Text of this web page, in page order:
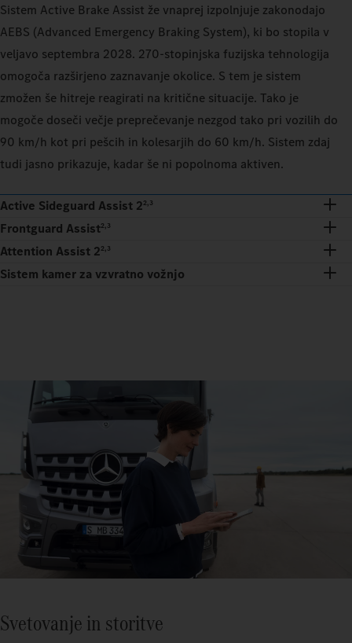
Sistem Active Brake Assist že vnaprej izpolnjuje zakonodajo
AEBS (Advanced Emergency Braking System), ki bo stopila v
veljavo septembra 2028. 270-stopinjska fuzijska tehnologija
omogoča razširjeno zaznavanje okolice. S tem je sistem
zmožen še hitreje reagirati na kritične situacije. Tako je
mogoče doseči večje preprečevanje nezgod tako pri vozilih do
90 km/h kot pri pešcih in kolesarjih do 60 km/h. Sistem zdaj
tudi jasno prikazuje, kadar še ni popolnoma aktiven.
Active Sideguard Assist 22,3
Frontguard Assist2,3
Attention Assist 22,3
Sistem kamer za vzvratno vožnjo
Svetovanje in storitve